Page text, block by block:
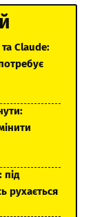
та Claude:
під
рухається